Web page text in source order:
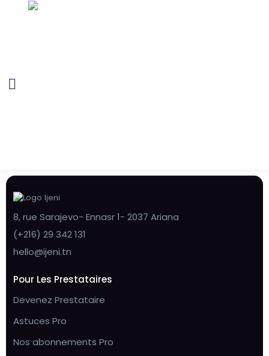
8, rue Sarajevo- Ennasr 1- 2037 Ariana
(+216) 29 342 131
hello@ijeni.tn
Pour Les Prestataires
Devenez Prestataire
Astuces Pro
Nos abonnements Pro